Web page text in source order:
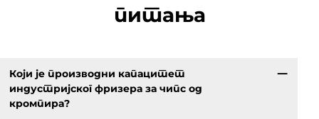
питања
Који је производни капацитет
индустријског фризера за чипс од
кромпира?